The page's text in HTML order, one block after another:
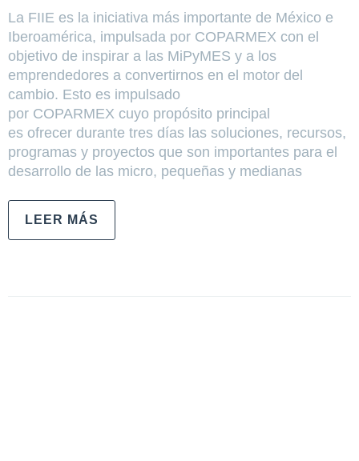
La FIIE es la iniciativa más importante de México e
Iberoamérica, impulsada por COPARMEX con el
objetivo de inspirar a las MiPyMES y a los
emprendedores a convertirnos en el motor del
cambio. Esto es impulsado
por COPARMEX cuyo propósito principal
es ofrecer durante tres días las soluciones, recursos,
programas y proyectos que son importantes para el
desarrollo de las micro, pequeñas y medianas
LEER MÁS